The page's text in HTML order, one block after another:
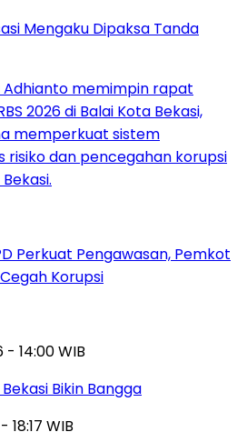
Mengaku Dipaksa Tanda
Perkuat Pengawasan, Pemkot
Korupsi
- 14:00 WIB
Bikin Bangga
WIB